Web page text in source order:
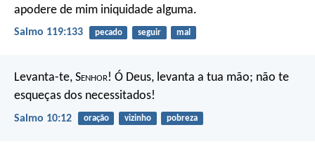
apodere de mim iniquidade alguma.
Salmo 119:133 pecado seguir mal
Levanta-te, Senhor! Ó Deus, levanta a tua mão; não te
esqueças dos necessitados!
Salmo 10:12 oração vizinho pobreza